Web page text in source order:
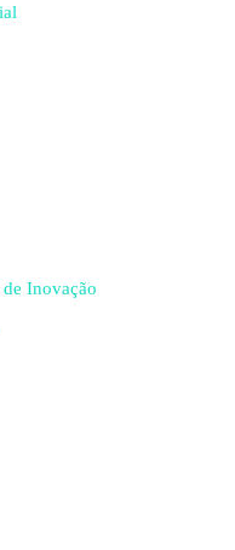
de Inovação